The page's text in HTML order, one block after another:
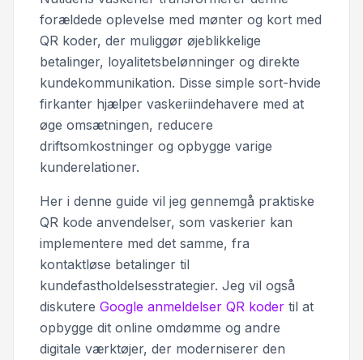
forældede oplevelse med mønter og kort med
QR koder, der muliggør øjeblikkelige
betalinger, loyalitetsbelønninger og direkte
kundekommunikation. Disse simple sort-hvide
firkanter hjælper vaskeriindehavere med at
øge omsætningen, reducere
driftsomkostninger og opbygge varige
kunderelationer.
Her i denne guide vil jeg gennemgå praktiske
QR kode anvendelser, som vaskerier kan
implementere med det samme, fra
kontaktløse betalinger til
kundefastholdelsesstrategier. Jeg vil også
diskutere Google anmeldelser QR koder til at
opbygge dit online omdømme og andre
digitale værktøjer, der moderniserer den